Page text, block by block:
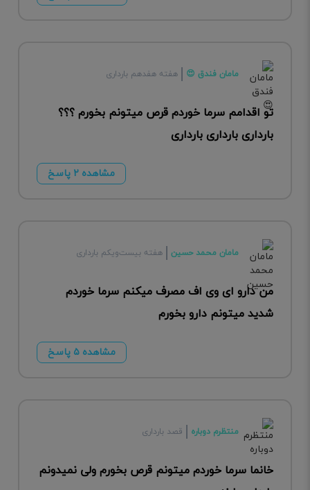
مامان فندق 😍 هفته هفدهم بارداری
تو اقدامم سرما خوردم قرص میتونم بخورم ؟؟؟
بارداری بارداری بارداری
مشاهده ۲ پاسخ
مامان محمد حسین هفته بیست‌ویکم بارداری
من دارو ای وی اف مصرف میکنم سرما خوردم
شدید میتونم دارو بخورم
مشاهده ۵ پاسخ
منتظرم دوباره قصد بارداری
خانما سرما خوردم میتونم قرص بخورم ولی نمیدونم